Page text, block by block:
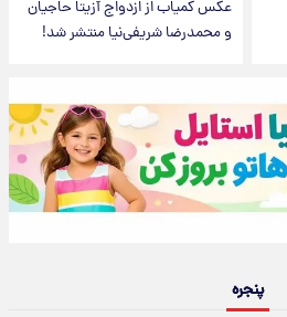
عکس کمیاب از ازدواج آزیتا حاجیان
و محمدرضا شریفی‌نیا منتشر شد!
پنجره